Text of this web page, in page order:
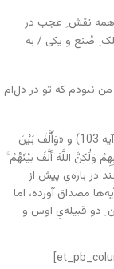
نقش ِ عجب در
برآید زِ کلک ِ صُنع و یکی / به
نبودم که تو در دل‌ام
«إِذْ كُنْتُمْ أَعْدَاءً فَأَلَّفَ بَيْنَ قُلُوبِكُمْ» (سوره آل عمران، آیه 103) و «وَأَلَّفَ بَيْنَ
وَلَٰكِنَّ اللَّهَ أَلَّفَ بَيْنَهُمْ
این دو آیه هرچند در باره‌یِ پیش از
مصداق آورده، اما
دو قبیله‌یِ اوس و
[/et_pb_accordion_item][/et_pb_accordion][/et_pb_column]